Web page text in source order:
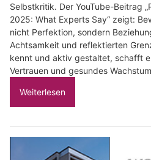
Selbstkritik. Der YouTube-Beitrag
2025: What Experts Say“ zeigt:
nicht Perfektion, sondern
Achtsamkeit und reflektierten
kennt und aktiv gestaltet, schafft
Vertrauen und gesundes
Weiterlesen